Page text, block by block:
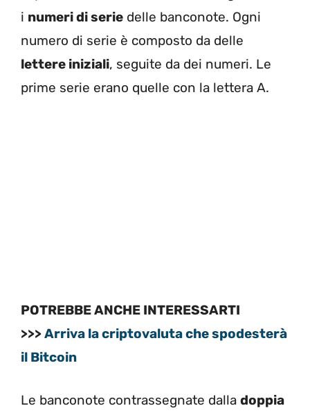
i numeri di serie delle banconote. Ogni
numero di serie è composto da delle
lettere iniziali, seguite da dei numeri. Le
prime serie erano quelle con la lettera A.
POTREBBE ANCHE INTERESSARTI
>>>Arriva la criptovaluta che spodesterà
il Bitcoin
Le banconote contrassegnate dalla doppia